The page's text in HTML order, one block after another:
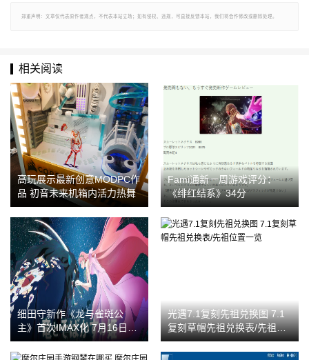
郑重声明：文章仅代表原作者观点，不代表本站立场；如有侵权、违规，可直接反馈本站，我们将会作修改或删除处理。
相关阅读
高玩展示最新创意MODPC作
品 初音未来机箱内活力热舞
Fami通新一周游戏评分：
《绯红结系》34分
细田守新作《龙与雀斑公
主》首次IMAX化 7月16日上
映
光遇7.1复刻先祖兑换图 7.1
复刻草帽先祖兑换表/先祖位
置一览